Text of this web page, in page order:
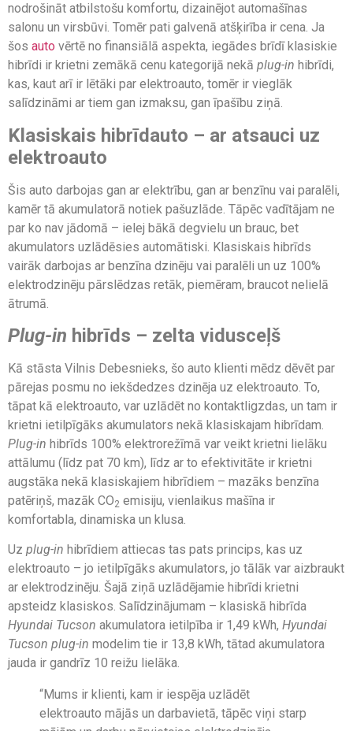
nodrošināt atbilstošu komfortu, dizainējot automašīnas
salonu un virsbūvi. Tomēr pati galvenā atšķirība ir cena. Ja
šos auto vērtē no finansiālā aspekta, iegādes brīdī klasiskie
hibrīdi ir krietni zemākā cenu kategorijā nekā ­plug-in hibrīdi,
kas, kaut arī ir lētāki par elektroauto, tomēr ir vieglāk
salīdzināmi ar tiem gan izmaksu, gan īpašību ziņā.
Klasiskais hibrīdauto – ar atsauci uz
elektroauto
Šis auto darbojas gan ar elektrību, gan ar benzīnu vai paralēli,
kamēr tā akumulatorā notiek pašuzlāde. Tāpēc vadītājam ne
par ko nav jādomā – ielej bākā degvielu un brauc, bet
akumulators uzlādēsies automātiski. Klasiskais hibrīds
vairāk darbojas ar benzīna dzinēju vai paralēli un uz 100%
elektrodzinēju pārslēdzas retāk, piemēram, braucot nelielā
ātrumā.
Plug-in hibrīds – zelta vidusceļš
Kā stāsta Vilnis Debesnieks, šo auto klienti mēdz dēvēt par
pārejas posmu no iekšdedzes dzinēja uz elektroauto. To,
tāpat kā elektroauto, var uzlādēt no kontaktligzdas, un tam ir
krietni ietilpīgāks akumulators nekā klasiskajam hibrīdam.
Plug-in hibrīds 100% elektrorežīmā var veikt krietni lielāku
attālumu (līdz pat 70 km), līdz ar to efektivitāte ir krietni
augstāka nekā klasiskajiem hibrīdiem – mazāks benzīna
patēriņš, mazāk CO2 emisiju, vienlaikus mašīna ir
komfortabla, dinamiska un klusa.
Uz plug-in hibrīdiem attiecas tas pats princips, kas uz
elektroauto – jo ietilpīgāks akumulators, jo tālāk var aizbraukt
ar elektrodzinēju. Šajā ziņā uzlādējamie hibrīdi krietni
apsteidz klasiskos. Salīdzinājumam – klasiskā hibrīda
Hyundai Tucson akumulatora ietilpība ir 1,49 kWh, Hyundai
Tucson plug-in modelim tie ir 13,8 kWh, tātad akumulatora
jauda ir gandrīz 10 reižu lielāka.
“Mums ir klienti, kam ir iespēja uzlādēt
elektroauto mājās un darbavietā, tāpēc viņi starp